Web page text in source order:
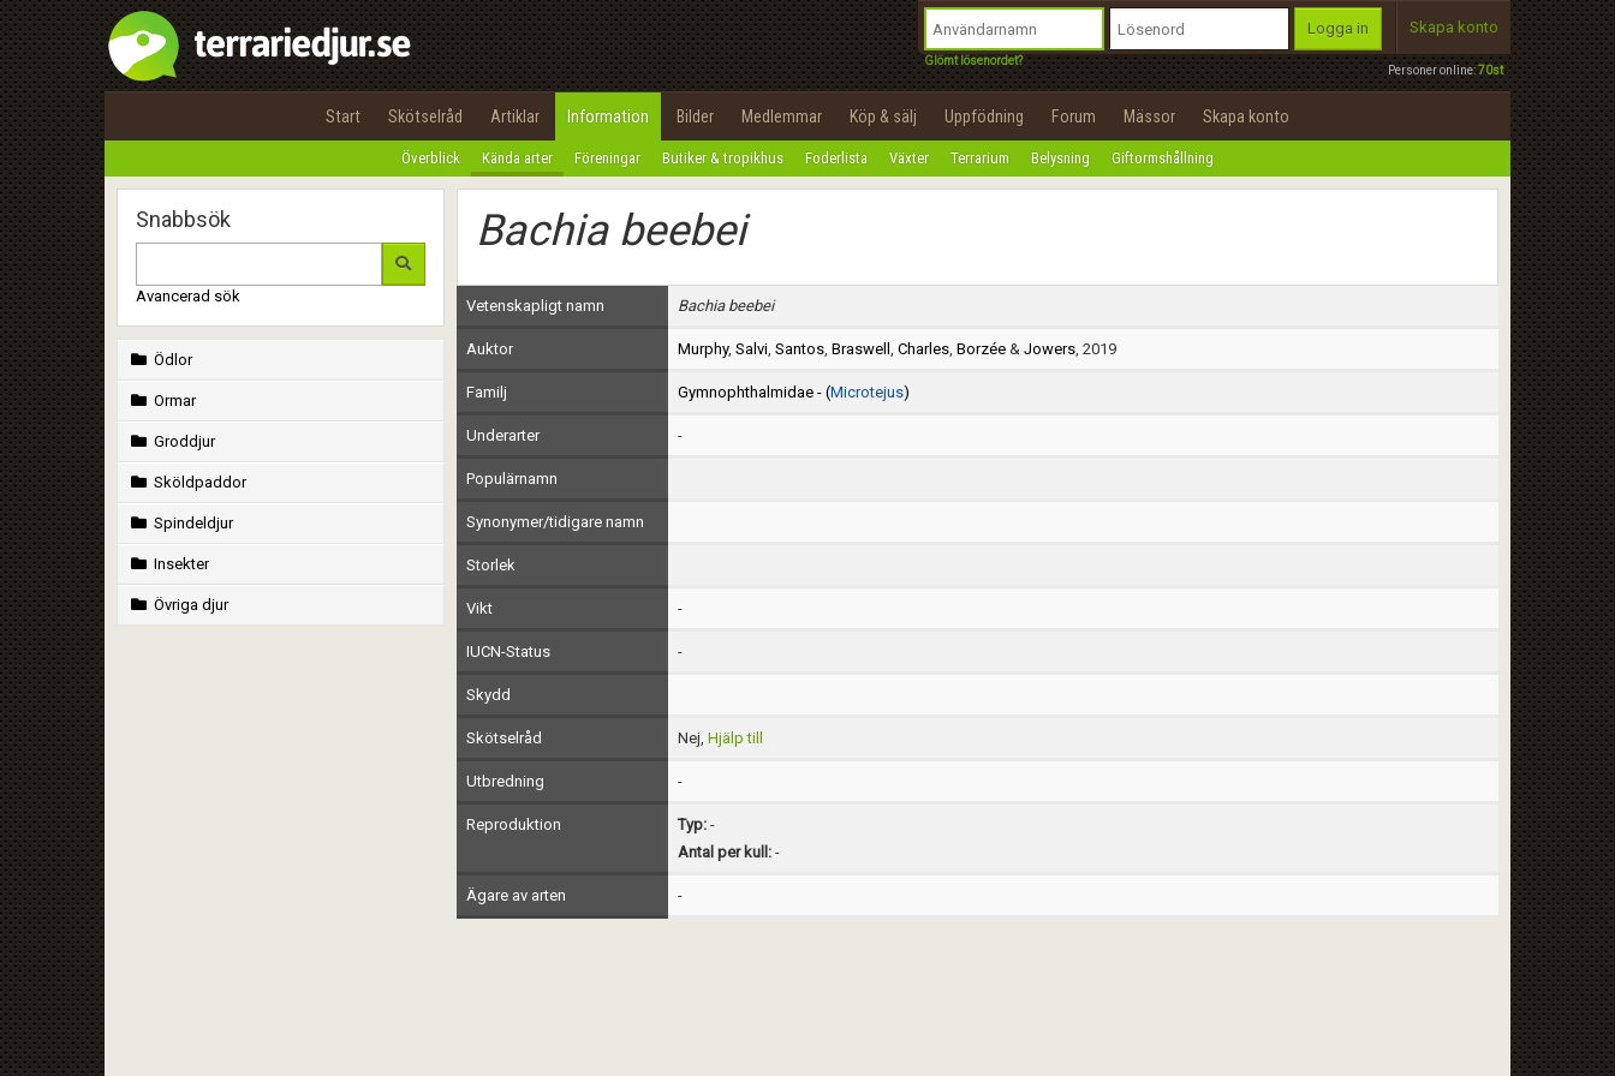
Personer online:70st
Logga in
Glömt lösenordet?
Skapa konto
Start Skötselråd Artiklar Information Bilder Medlemmar Köp & sälj Uppfödning Forum Mässor Skapa konto
Överblick Kända arter Föreningar Butiker & tropikhus Foderlista Växter Terrarium Belysning Giftormshållning
Snabbsök
Avancerad sök
Ödlor
Ormar
Groddjur
Sköldpaddor
Spindeldjur
Insekter
Övriga djur
Bachia beebei
Vetenskapligt namn Bachia beebei
Auktor Murphy, Salvi, Santos, Braswell , Charles, Borzée& Jowers, 2019
Familj Gymnophthalmidae - (Microtejus)
Underarter -
Populärnamn
Synonymer/tidigare namn
Storlek
Vikt -
IUCN-Status -
Skydd
Skötselråd Nej, Hjälp till
Utbredning -
Reproduktion Typ:-
Antal per kull:-
Ägare av arten -
Utför
100%
OK
integritetspolicy
Namn:
Epost:
Användarnamn:
Lösenord:
Privacy Policy
Terms of Service
Begär nytt lösenord
Tillbaka till förstasidan